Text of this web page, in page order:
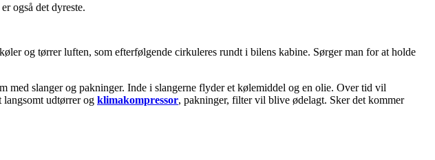
også det dyreste.
og tørrer luften, som efterfølgende cirkuleres rundt i bilens kabine. Sørger man for at holde
med slanger og pakninger. Inde i slangerne flyder et kølemiddel og en olie. Over tid vil
udtørrer og klimakompressor, pakninger, filter vil blive ødelagt. Sker det kommer